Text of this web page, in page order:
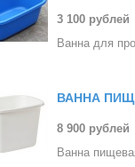
3 100 рублей
Ванна для
ВАННА
8 900 рублей
Ванна